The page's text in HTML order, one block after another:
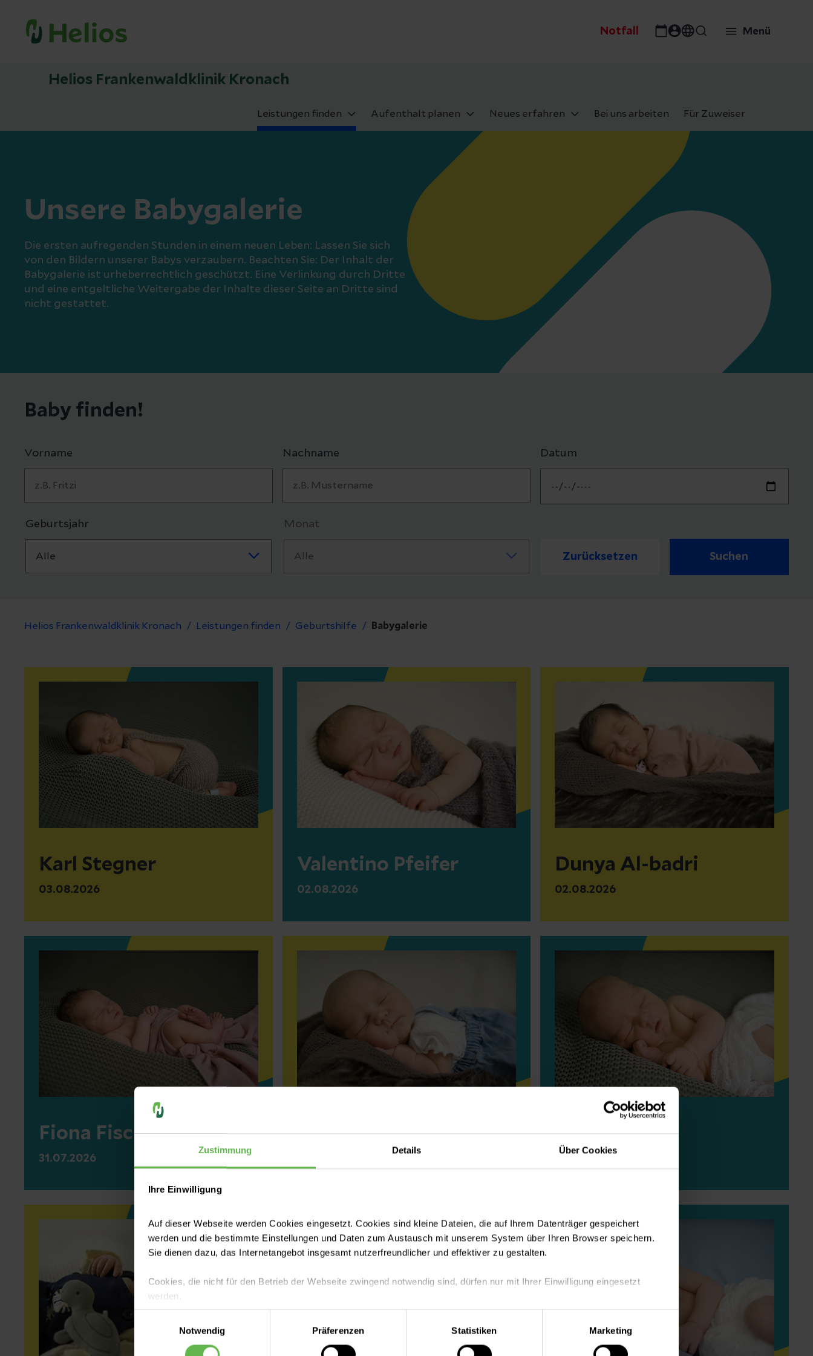
Zustimmung Details Über Cookies
Ihre Einwilligung
Auf dieser Webseite werden Cookies eingesetzt. Cookies sind kleine Dateien, die auf Ihrem Datenträger gespeichert
werden und die bestimmte Einstellungen und Daten zum Austausch mit unserem System über Ihren Browser speichern.
Sie dienen dazu, das Internetangebot insgesamt nutzerfreundlicher und effektiver zu gestalten.
Cookies, die nicht für den Betrieb der Webseite zwingend notwendig sind, dürfen nur mit Ihrer Einwilligung eingesetzt
werden.
Es steht Ihnen frei, unsere Seite mit nur den notwendigen Cookies zu benutzen, eine individuelle Auswahl hinsichtlich der
nicht notwendigen Cookies zu treffen oder durch Auswahl von „Alle Cookies akzeptieren“ in die Verwendung aller Cookies
Notwendig
Präferenzen Statistiken Marketing
Notfall Menü
Helios Frankenwaldklinik Kronach
Leistungen finden Aufenthalt planen Neues erfahren Bei uns arbeiten Für Zuweiser
Unsere Babygalerie
Die ersten aufregenden Stunden in einem neuen Leben: Lassen Sie sich
von den Bildern unserer Babys verzaubern. Beachten Sie: Der Inhalt der
Babygalerie ist urheberrechtlich geschützt. Eine Verlinkung durch Dritte
und eine entgeltliche Weitergabe der Inhalte dieser Seite an Dritte sind
nicht gestattet.
Baby finden!
Vorname Nachname Datum
Geburtsjahr Monat
Zurücksetzen Suchen
Helios Frankenwaldklinik Kronach Leistungen finden Geburtshilfe Babygalerie
Karl Stegner
03.08.2026
Valentino Pfeifer
02.08.2026
Dunya Al-badri
02.08.2026
Fiona Fischer
31.07.2026
Jule Großmann Odin Gurr